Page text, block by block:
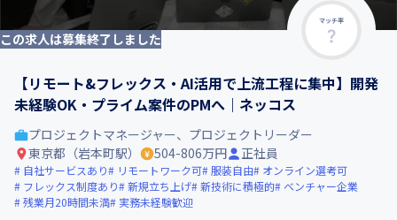
マッチ率
この求人は募集終了しました
【リモート&フレックス・AI活用で上流工程に集中】開発
未経験OK・プライム案件のPMへ｜ネッコス
プロジェクトマネージャー、プロジェクトリーダー
東京都（岩本町駅）
504-806万円 正社員
自社サービスあり リモートワーク可 服装自由
オンライン選考可
フレックス制度あり
新規立ち上げ 新技術に積極的
ベンチャー企業
残業月20時間未満
実務未経験歓迎